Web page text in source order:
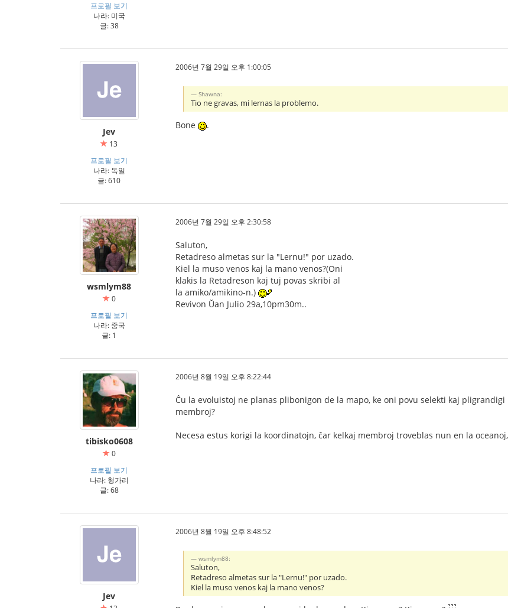
프로필 보기
나라: 미국
글: 38
Jev
13
프로필 보기
나라: 독일
글: 610
2006년 7월 29일 오후 1:00:05
Shawna:
Tio ne gravas, mi lernas la problemo.
Bone .
wsmlym88
0
프로필 보기
나라: 중국
글: 1
2006년 7월 29일 오후 2:30:58
Saluton,
Retadreso almetas sur la "Lernu!" por uzado.
Kiel la muso venos kaj la mano venos?(Oni
klakis la Retadreson kaj tuj povas skribi al
la amiko/amikino-n.)
Revivon Ŭan Julio 29a,10pm30m..
tibisko0608
0
프로필 보기
나라: 헝가리
글: 68
2006년 8월 19일 오후 8:22:44
Ĉu la evoluistoj ne planas plibonigon de la mapo, ke oni povu selekti kaj
membroj?
Necesa estus korigi la koordinatojn, ĉar kelkaj membroj troveblas nun en la
Jev
2006년 8월 19일 오후 8:48:52
wsmlym88:
Saluton,
Retadreso almetas sur la "Lernu!" por uzado.
Kiel la muso venos kaj la mano venos?